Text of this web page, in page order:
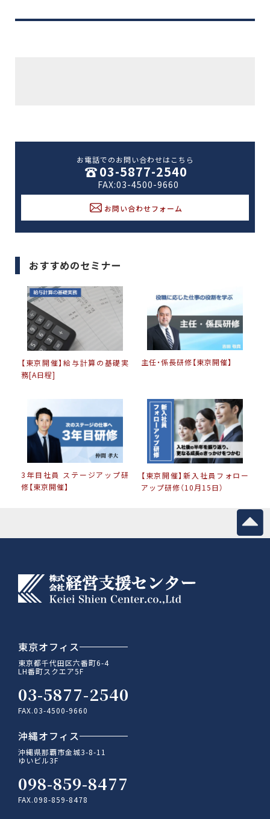
お電話でのお問い合わせはこちら
03-5877-2540
FAX:03-4500-9660
お問い合わせフォーム
おすすめのセミナー
【東京開催】給与計算の基礎実
務[A日程]
主任・係長研修【東京開催】
3年目社員 ステージアップ研
修【東京開催】
【東京開催】新入社員フォロー
アップ研修（10月15日）
東京オフィス
東京都千代田区六番町6-4
LH番町スクエア5F
03-5877-2540
FAX.03-4500-9660
沖縄オフィス
沖縄県那覇市金城3-8-11
ゆいビル3F
098-859-8477
FAX.098-859-8478